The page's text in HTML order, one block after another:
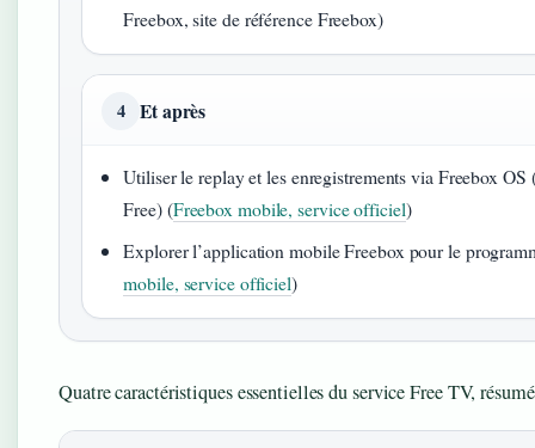
Freebox, site de référence Freebox)
4 Et après
Utiliser le replay et les enregistrements via Freebox
Free) (Freebox mobile, service officiel)
Explorer l’application mobile Freebox pour le
mobile, service officiel)
Quatre caractéristiques essentielles du service Free TV,